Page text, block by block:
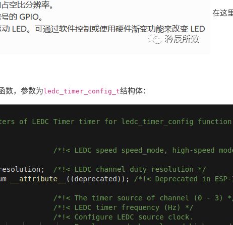
在这
数，参数为 ledc_timer_config_t结构体：